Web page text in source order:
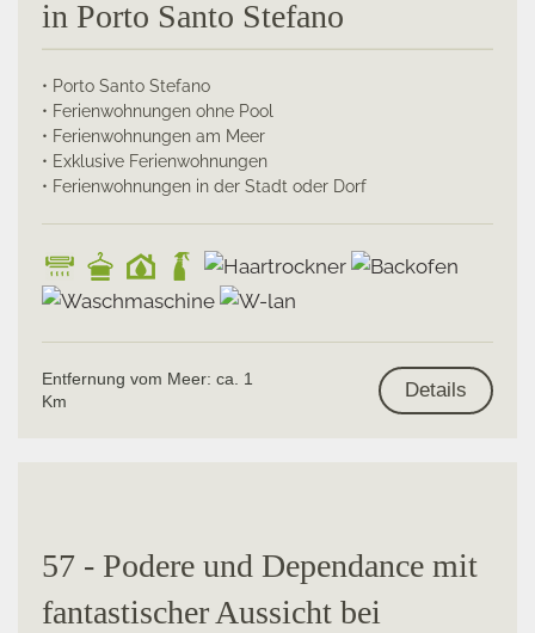
in Porto Santo Stefano
• Porto Santo Stefano
• Ferienwohnungen ohne Pool
• Ferienwohnungen am Meer
• Exklusive Ferienwohnungen
• Ferienwohnungen in der Stadt oder Dorf
Entfernung vom Meer: ca. 1
Km
Details
57 - Podere und Dependance mit
fantastischer Aussicht bei